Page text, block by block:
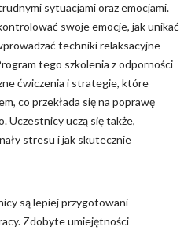
sytuacjami oraz emocjami.
swoje emocje, jak unikać
techniki relaksacyjne
tego szkolenia z odporności
ćwiczenia i strategie, które
co przekłada się na poprawę
Uczestnicy uczą się także,
stresu i jak skutecznie
są lepiej przygotowani
Zdobyte umiejętności